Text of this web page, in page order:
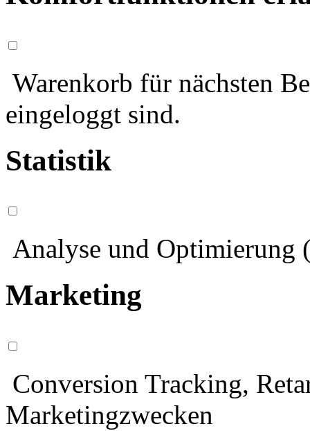
Warenkorb für nächsten
eingeloggt sind.
Statistik
Analyse und Optimierung
Marketing
Conversion Tracking,
Marketingzwecken